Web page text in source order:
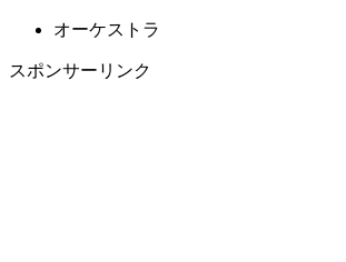
オーケストラ
スポンサーリンク